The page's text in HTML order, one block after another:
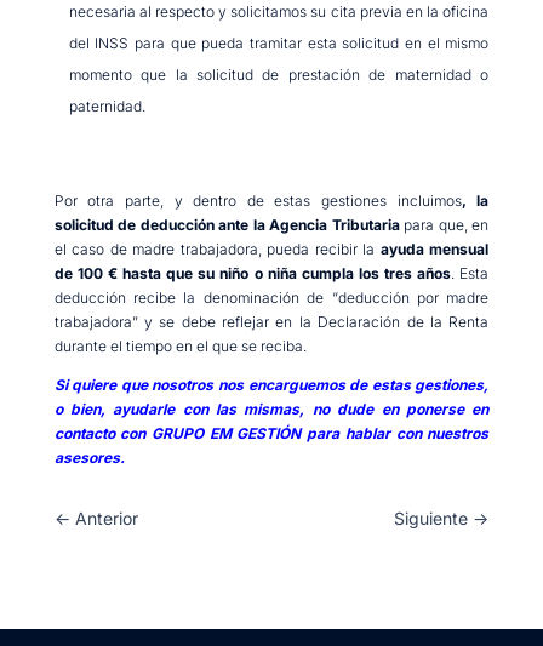
necesaria al respecto y solicitamos su cita previa en la oficina
del INSS para que pueda tramitar esta solicitud en el mismo
momento que la solicitud de prestación de maternidad o
paternidad.
Por otra parte, y dentro de estas gestiones incluimos, la
solicitud de deducción ante la Agencia Tributariapara que, en
el caso de madre trabajadora, pueda recibir la ayuda mensual
de 100 € hasta que su niño o niña cumpla los tres años . Esta
deducción recibe la denominación de “deducción por madre
trabajadora” y se debe reflejar en la Declaración de la Renta
durante el tiempo en el que se reciba.
Si quiere que nosotros nos encarguemos de estas gestiones,
o bien, ayudarle con las mismas, no dude en ponerse en
contacto con GRUPO EM GESTIÓN para hablar con nuestros
asesores.
← Anterior Siguiente →